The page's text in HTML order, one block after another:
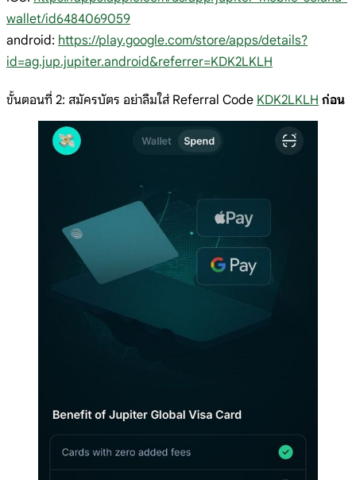
wallet/id6484069059
android: https://play.google.com/store/apps/details?
id=ag.jup.jupiter.android&referrer=KDK2LKLH
ขั้นตอนที่ 2: สมัครบัตร อย่าลืมใส่ Referral Code KDK2LKLH ก่อน